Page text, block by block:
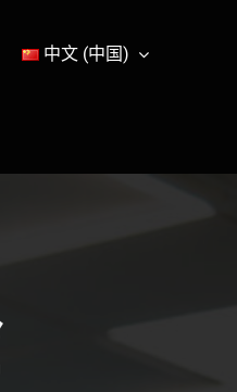
中文 (中国)